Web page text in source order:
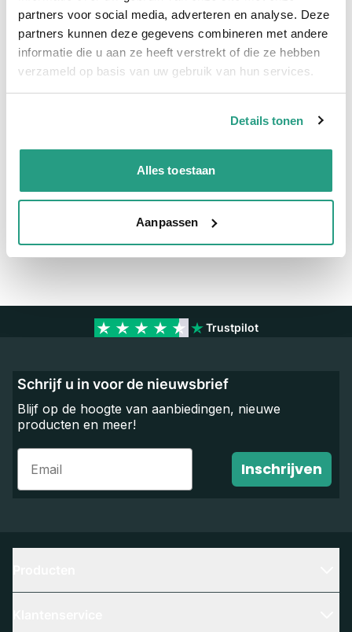
partners voor social media, adverteren en analyse. Deze
partners kunnen deze gegevens combineren met andere
informatie die u aan ze heeft verstrekt of die ze hebben
verzameld op basis van uw gebruik van hun services.
Details tonen
Alles toestaan
Aanpassen
Meer informatie
Maatvoering koppeling 9mm
Vragen? Neem dan nu contact op
We zijn beschikbaar van ma t/m vr van 08:00 tot 17:00 uur.
Neem contact met ons op
Trustpilot
Schrijf u in voor de nieuwsbrief
Blijf op de hoogte van aanbiedingen, nieuwe
producten en meer!
Email
Inschrijven